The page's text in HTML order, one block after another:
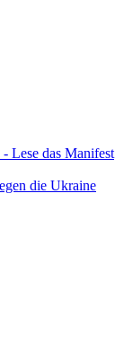
Lese das Manifest
die Ukraine